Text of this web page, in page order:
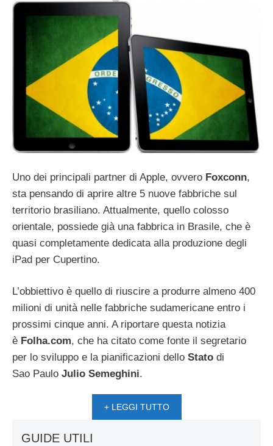
Uno dei principali partner di Apple, ovvero Foxconn,
sta pensando di aprire altre 5 nuove fabbriche sul
territorio brasiliano. Attualmente, quello colosso
orientale, possiede già una fabbrica in Brasile, che è
quasi completamente dedicata alla produzione degli
iPad per Cupertino.
L’obbiettivo è quello di riuscire a produrre almeno 400
milioni di unità nelle fabbriche sudamericane entro i
prossimi cinque anni. A riportare questa notizia
è Folha.com, che ha citato come fonte il segretario
per lo sviluppo e la pianificazioni dello Stato di
Sao Paulo Julio Semeghini.
+ LEGGI TUTTO
GUIDE UTILI